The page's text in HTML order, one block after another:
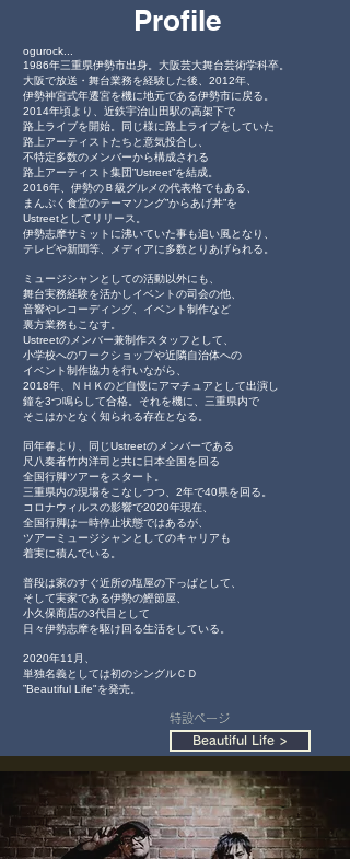
Profile
ogurock...
1986年三重県伊勢市出身。大阪芸大舞台芸術学科卒。
大阪で放送・舞台業務を経験した後、2012年、
伊勢神宮式年遷宮を機に地元である伊勢市に戻る。
2014年頃より、近鉄宇治山田駅の高架下で
路上ライブを開始。同じ様に路上ライブをしていた
路上アーティストたちと意気投合し、
不特定多数のメンバーから構成される
路上アーティスト集団”Ustreet”を結成。
2016年、伊勢のＢ級グルメの代表格でもある、
まんぷく食堂のテーマソング”からあげ丼”を
Ustreetとしてリリース。
伊勢志摩サミットに沸いていた事も追い風となり、
テレビや新聞等、メディアに多数とりあげられる。
ミュージシャンとしての活動以外にも、
舞台実務経験を活かしイベントの司会の他、
音響やレコーディング、イベント制作など
裏方業務もこなす。
Ustreetのメンバー兼制作スタッフとして、
小学校へのワークショップや近隣自治体への
イベント制作協力を行いながら、
2018年、ＮＨＫのど自慢にアマチュアとして出演し
鐘を3つ鳴らして合格。それを機に、三重県内で
そこはかとなく知られる存在となる。
同年春より、同じUstreetのメンバーである
尺八奏者竹内洋司と共に日本全国を回る
全国行脚ツアーをスタート。
三重県内の現場をこなしつつ、2年で40県を回る。
コロナウィルスの影響で2020年現在、
全国行脚は一時停止状態ではあるが、
ツアーミュージシャンとしてのキャリアも
着実に積んでいる。
普段は家のすぐ近所の塩屋の下っぱとして、
そして実家である伊勢の鰹節屋、
小久保商店の3代目として
日々伊勢志摩を駆け回る生活をしている。
2020年11月、
単独名義としては初のシングルＣＤ
”Beautiful Life"を発売。
Beautiful Life >
特設ページ